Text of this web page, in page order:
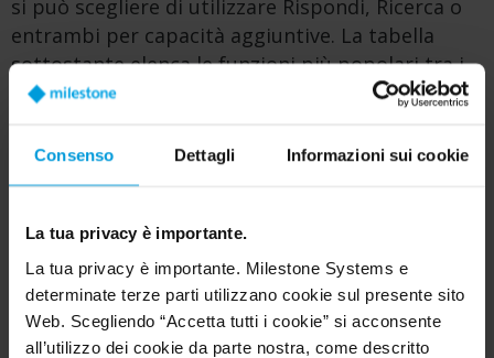
Consenso Dettagli Informazioni sui cookie
La tua privacy è importante.
La tua privacy è importante. Milestone Systems e
determinate terze parti utilizzano cookie sul presente sito
Web. Scegliendo “Accetta tutti i cookie” si acconsente
all’utilizzo dei cookie da parte nostra, come descritto
si può scegliere di utilizzare Rispondi, Ricerca o
entrambi per capacità aggiuntive. La tabella
sottostante elenca le funzioni più popolari tra i
moduli. Per l’elenco completo, consulta la nostra
SPECIFICATION SHEET